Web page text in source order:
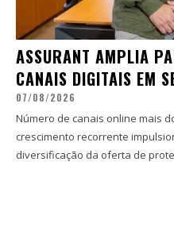
ASSURANT AMPLIA
CANAIS DIGITAIS EM
07/08/2026
Número de canais online mais
crescimento recorrente
diversificação da oferta de